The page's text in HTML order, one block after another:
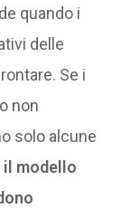
quando i
delle
Se i
non
solo alcune
il modello